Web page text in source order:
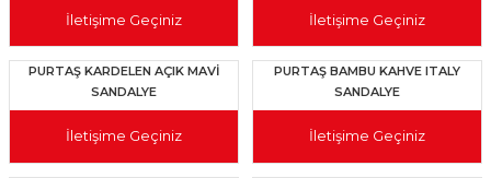
İletişime Geçiniz İletişime Geçiniz
PURTAŞ KARDELEN AÇIK MAVİ
SANDALYE
İletişime Geçiniz
PURTAŞ BAMBU KAHVE ITALY
SANDALYE
İletişime Geçiniz